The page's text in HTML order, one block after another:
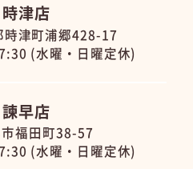
時津店
時津町浦郷428-17
(水曜・日曜定休)
諫早店
福田町38-57
(水曜・日曜定休)